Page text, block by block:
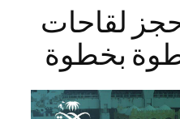
لقاحات